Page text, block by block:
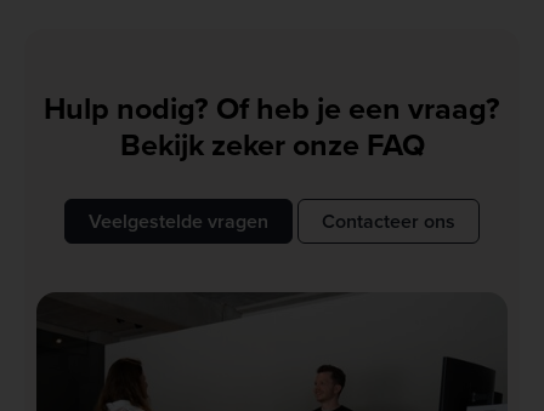
Hulp nodig? Of heb je een vraag?
Bekijk zeker onze FAQ
Veelgestelde vragen Contacteer ons